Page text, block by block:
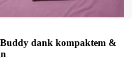
dank kompaktem &